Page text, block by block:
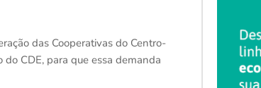
das Cooperativas do Centro-
CDE, para que essa demanda